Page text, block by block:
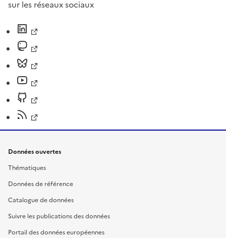
sur les réseaux sociaux
Données ouvertes
Thématiques
Données de référence
Catalogue de données
Suivre les publications des données
Portail des données européennes